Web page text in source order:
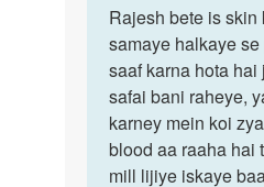
to
Mem
meri
ling
ka
mund
halka…
Rajesh
bete
is
skin
ko…
Rajesh bete is skin
samaye halkaye
saaf karna hota
safai bani raheye,
karney mein koi
blood aa raaha hai
mill lijiye iskaye